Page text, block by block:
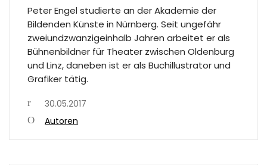
Peter Engel studierte an der Akademie der
Bildenden Künste in Nürnberg. Seit ungefähr
zweiundzwanzigeinhalb Jahren arbeitet er als
Bühnenbildner für Theater zwischen Oldenburg
und Linz, daneben ist er als Buchillustrator und
Grafiker tätig.
30.05.2017
Autoren